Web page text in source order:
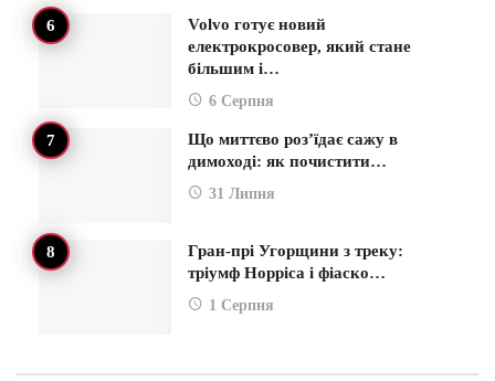
Volvo готує новий
електрокросовер, який стане
більшим і…
6 Серпня
Що миттєво роз’їдає сажу в
димоході: як почистити…
31 Липня
Гран-прі Угорщини з треку:
тріумф Норріса і фіаско…
1 Серпня